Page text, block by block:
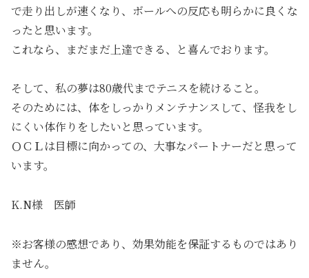
で走り出しが速くなり、ボールへの反応も明らかに良くな
ったと思います。
これなら、まだまだ上達できる、と喜んでおります。
そして、私の夢は80歳代までテニスを続けること。
そのためには、体をしっかりメンテナンスして、怪我をし
にくい体作りをしたいと思っています。
ＯＣＬは目標に向かっての、大事なパートナーだと思って
います。
K.N様 医師
※お客様の感想であり、効果効能を保証するものではあり
ません。